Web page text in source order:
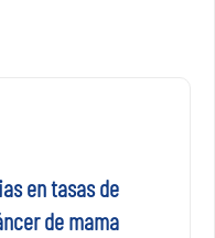
en tasas de
de mama